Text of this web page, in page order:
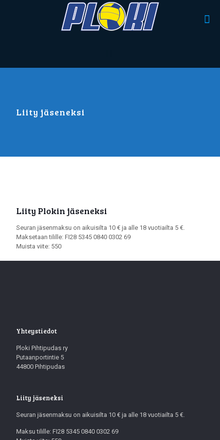
Liity jäseneksi
Liity Plokin jäseneksi
Seuran jäsenmaksu on aikuisilta 10 € ja alle 18 vuotiailta 5 €.
Maksetaan tilille: FI28 5345 0840 0302 69
Muista viite: 550
Yhteystiedot
Ploki Pihtipudas ry
Putaanportintie 5
44800 Pihtipudas
Liity jäseneksi
Seuran jäsenmaksu on aikuisilta 10 € ja alle 18 vuotiailta 5 €.
Maksu tilille: FI28 5345 0840 0302 69